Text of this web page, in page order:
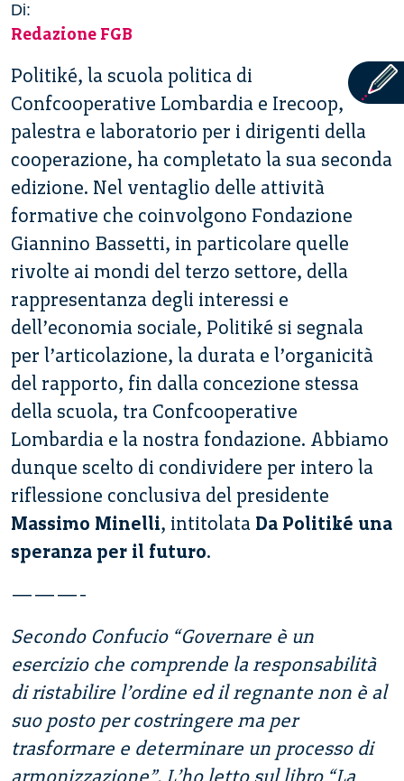
Di:
Redazione FGB
Politiké, la scuola politica di
Confcooperative Lombardia e Irecoop,
palestra e laboratorio per i dirigenti della
cooperazione, ha completato la sua seconda
edizione. Nel ventaglio delle attività
formative che coinvolgono Fondazione
Giannino Bassetti, in particolare quelle
rivolte ai mondi del terzo settore, della
rappresentanza degli interessi e
dell’economia sociale, Politiké si segnala
per l’articolazione, la durata e l’organicità
del rapporto, fin dalla concezione stessa
della scuola, tra Confcooperative
Lombardia e la nostra fondazione. Abbiamo
dunque scelto di condividere per intero la
riflessione conclusiva del presidente
Massimo Minelli, intitolata Da Politiké una
speranza per il futuro.
———-
Secondo Confucio “Governare è un
esercizio che comprende la responsabilità
di ristabilire l’ordine ed il regnante non è al
suo posto per costringere ma per
trasformare e determinare un processo di
armonizzazione”. L’ho letto sul libro “La